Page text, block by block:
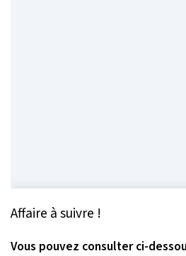
Affaire à suivre !
Vous pouvez consulter ci-